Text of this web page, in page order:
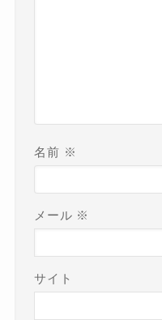
名前 ※
メール ※
サイト